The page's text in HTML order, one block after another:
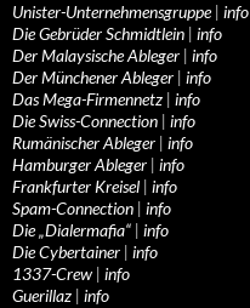
Unister-Unternehmensgruppe| info
Die Gebrüder Schmidtlein | info
Der Malaysische Ableger | info
Der Münchener Ableger | info
Das Mega-Firmennetz | info
Die Swiss-Connection | info
Rumänischer Ableger | info
Hamburger Ableger | info
Frankfurter Kreisel | info
Spam-Connection | info
Die „Dialermafia“ | info
Die Cybertainer | info
1337-Crew | info
Guerillaz | info